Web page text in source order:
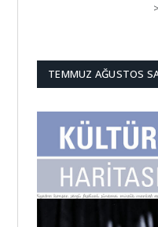
TEMMUZ AĞUSTOS